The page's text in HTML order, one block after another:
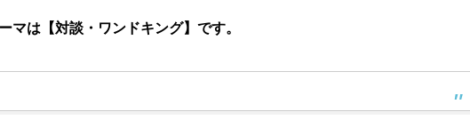
マは【対談・ワンドキング】です。